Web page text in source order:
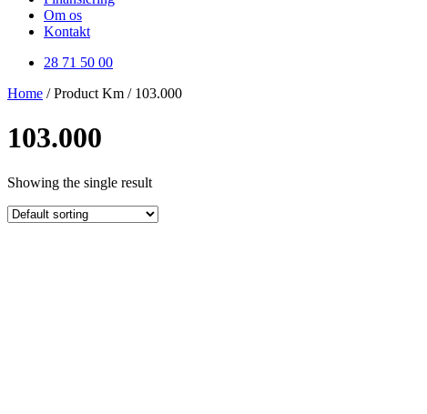
Om os
Kontakt
28 71 50 00
Home / Product Km / 103.000
103.000
Showing the single result